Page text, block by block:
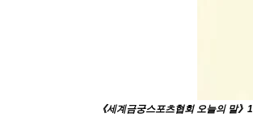
《세계금궁스포츠협회 오늘의 말